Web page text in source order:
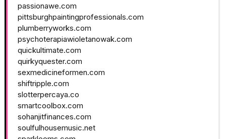
passionawe.com
pittsburghpaintingprofessionals.com
plumberryworks.com
psychoterapiawioletanowak.com
quickultimate.com
quirkyquester.com
sexmedicineformen.com
shiftripple.com
slotterpercaya.co
smartcoolbox.com
sohanjitfinances.com
soulfulhousemusic.net